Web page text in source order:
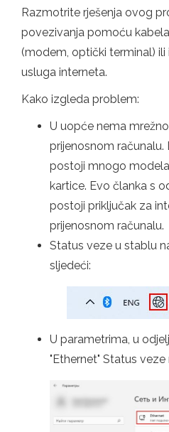
Razmotrite rješenja ovog
povezivanja pomoću
(modem, optički terminal)
usluga interneta.
Kako izgleda problem:
U uopće nema
prijenosnom računalu.
postoji mnogo
kartice. Evo članka s
postoji priključak za
prijenosnom računalu.
Status veze u stablu
sljedeći:
U parametrima, u
"Ethernet" Status veze